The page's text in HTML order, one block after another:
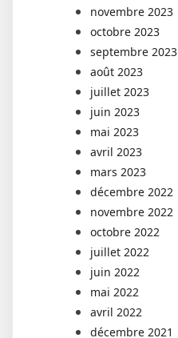
novembre 2023
octobre 2023
septembre 2023
août 2023
juillet 2023
juin 2023
mai 2023
avril 2023
mars 2023
décembre 2022
novembre 2022
octobre 2022
juillet 2022
juin 2022
mai 2022
avril 2022
décembre 2021